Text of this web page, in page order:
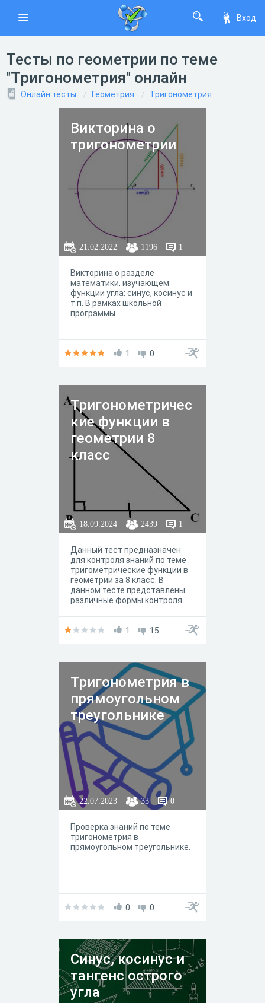
Вход
Тесты по геометрии по теме
"Тригонометрия" онлайн
Онлайн тесты Геометрия Тригонометрия
Викторина о
тригонометрии
21.02.2022 1196 1
Викторина о разделе
математики, изучающем
функции угла: синус, косинус и
т.п. В рамках школьной
программы.
1 0
Тригонометричес
кие функции в
геометрии 8
класс
18.09.2024 2439 1
Данный тест предназначен
для контроля знаний по теме
тригометрические функции в
геометрии за 8 класс. В
данном тесте представлены
различные формы контроля
практический навык
1 15
Тригонометрия в
прямоугольном
треугольнике
22.07.2023 33 0
Проверка знаний по теме
тригонометрия в
прямоугольном треугольнике.
0 0
Синус, косинус и
тангенс острого
угла